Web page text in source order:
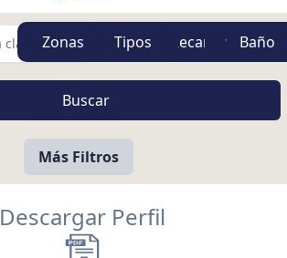
Zonas Tipos
Más Filtros
Descargar Perfil